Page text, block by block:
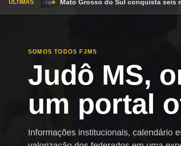
ÚLTIMAS
Sul conquista seis medalhas e encerra Campeonato
SOMOS TODOS FJMS
Judô MS,
um portal
Informações institucionais, calendário